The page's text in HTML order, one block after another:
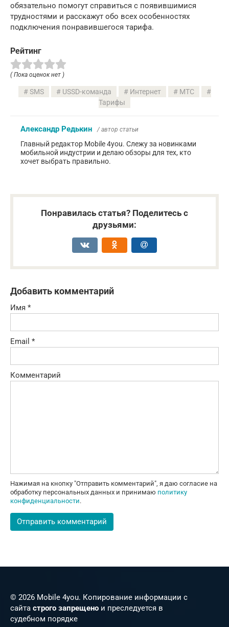
обязательно помогут справиться с появившимися
трудностями и расскажут обо всех особенностях
подключения понравившегося тарифа.
Рейтинг
( Пока оценок нет )
SMS USSD-команда Интернет
МТС
Тарифы
Александр Редькин / автор статьи
Главный редактор Mobile 4you. Слежу за новинками
мобильной индустрии и делаю обзоры для тех, кто
хочет выбрать правильно.
Понравилась статья? Поделитесь с
друзьями:
Добавить комментарий
Имя *
Email *
Комментарий
Нажимая на кнопку "Отправить комментарий", я даю согласие на
обработку персональных данных и принимаю политику
конфиденциальности.
© 2026 Mobile 4you. Копирование информации с
сайта строго запрещено и преследуется в
судебном порядке